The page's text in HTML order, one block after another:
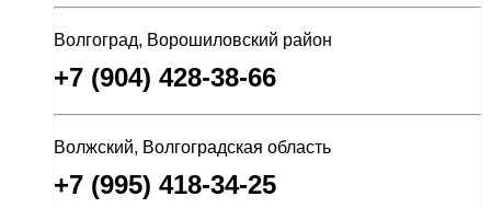
Волгоград, Ворошиловский район
+7 (904) 428-38-66
Волжский, Волгоградская область
+7 (995) 418-34-25